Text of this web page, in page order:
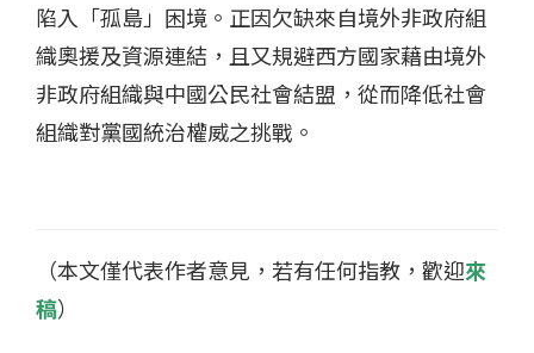
陷入「孤島」困境。正因欠缺來自境外非政府組
織奧援及資源連結，且又規避西方國家藉由境外
非政府組織與中國公民社會結盟，從而降低社會
組織對黨國統治權威之挑戰。
（本文僅代表作者意見，若有任何指教，歡迎來
稿）